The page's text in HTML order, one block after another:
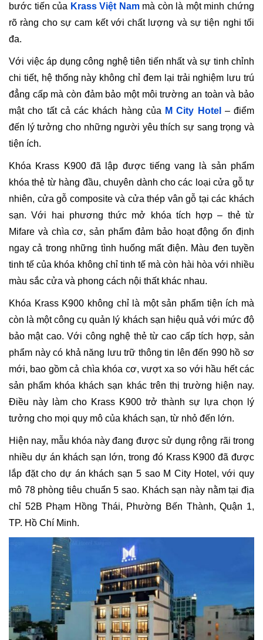
bước tiến của Krass Việt Nammà còn là một minh chứng
rõ ràng cho sự cam kết với chất lượng và sự tiện nghi tối
đa.
Với việc áp dụng công nghệ tiên tiến nhất và sự tinh chỉnh
chi tiết, hệ thống này không chỉ đem lại trải nghiệm lưu trú
đẳng cấp mà còn đảm bảo một môi trường an toàn và bảo
mật cho tất cả các khách hàng của M City Hotel – điểm
đến lý tưởng cho những người yêu thích sự sang trọng và
tiện ích.
Khóa Krass K900 đã lập được tiếng vang là sản phẩm
khóa thẻ từ hàng đầu, chuyên dành cho các loại cửa gỗ tự
nhiên, cửa gỗ composite và cửa thép vân gỗ tại các khách
sạn. Với hai phương thức mở khóa tích hợp – thẻ từ
Mifare và chìa cơ, sản phẩm đảm bảo hoạt động ổn định
ngay cả trong những tình huống mất điện. Màu đen tuyền
tinh tế của khóa không chỉ tinh tế mà còn hài hòa với nhiều
màu sắc cửa và phong cách nội thất khác nhau.
Khóa Krass K900 không chỉ là một sản phẩm tiện ích mà
còn là một công cụ quản lý khách sạn hiệu quả với mức độ
bảo mật cao. Với công nghệ thẻ từ cao cấp tích hợp, sản
phẩm này có khả năng lưu trữ thông tin lên đến 990 hồ sơ
mới, bao gồm cả chìa khóa cơ, vượt xa so với hầu hết các
sản phẩm khóa khách sạn khác trên thị trường hiện nay.
Điều này làm cho Krass K900 trở thành sự lựa chọn lý
tưởng cho mọi quy mô của khách sạn, từ nhỏ đến lớn.
Hiện nay, mẫu khóa này đang được sử dụng rộng rãi trong
nhiều dự án khách sạn lớn, trong đó Krass K900 đã được
lắp đặt cho dự án khách sạn 5 sao M City Hotel, với quy
mô 78 phòng tiêu chuẩn 5 sao. Khách sạn này nằm tại địa
chỉ 52B Phạm Hồng Thái, Phường Bến Thành, Quận 1,
TP. Hồ Chí Minh.